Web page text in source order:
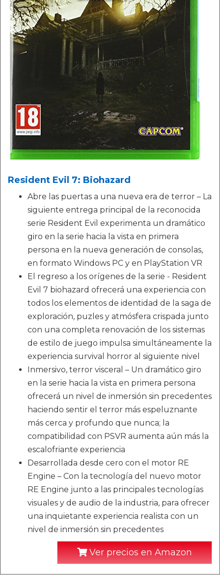
Resident Evil 7: Biohazard
Abre las puertas a una nueva era de terror – La
siguiente entrega principal de la reconocida
serie Resident Evil experimenta un dramático
giro en la serie hacia la vista en primera
persona en la nueva generación de consolas,
en formato Windows PC y en PlayStation VR
El regreso a los orígenes de la serie - Resident
Evil 7 biohazard ofrecerá una experiencia con
todos los elementos de identidad de la saga de
exploración, puzles y atmósfera crispada junto
con una completa renovación de los sistemas
de estilo de juego impulsa simultáneamente la
experiencia survival horror al siguiente nivel
Inmersivo, terror visceral – Un dramático giro
en la serie hacia la vista en primera persona
ofrecerá un nivel de inmersión sin precedentes
haciendo sentir el terror más espeluznante
más cerca y profundo que nunca; la
compatibilidad con PSVR aumenta aún más la
escalofriante experiencia
Desarrollada desde cero con el motor RE
Engine – Con la tecnología del nuevo motor
RE Engine junto a las principales tecnologías
visuales y de audio de la industria, para ofrecer
una inquietante experiencia realista con un
nivel de inmersión sin precedentes
Ver precios en Amazon